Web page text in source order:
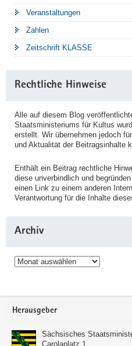
Veranstaltungen
Zahlen
Zeitschrift KLASSE
Rechtliche Hinweise
Alle auf diesem Blog
Staatsministeriums für Kultus
erstellt. Wir übernehmen jedoch
und Aktualität der Beitragsinhalte
Enthält ein Beitrag rechtliche
diese unverbindlich und
einen Link zu einem anderen
Verantwortung für die Inhalte
Archiv
Archiv
Service
Herausgeber
Sächsisches
Carolaplatz 1